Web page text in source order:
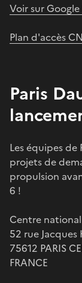
Voir sur
Plan d'accès
Paris
Les équipes de
projets de
propulsion
6 !
Centre
52 rue Jacques
75612 PARIS
FRANCE